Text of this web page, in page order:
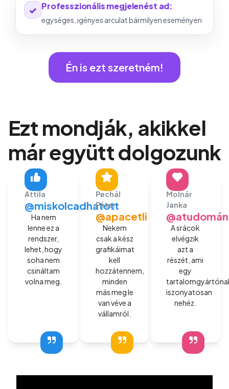
✓ Professzionális megjelenést ad:
egységes, igényes arculat bármilyen eseményen
Én is ezt szeretném!
Ezt mondják, akikkel
már együtt dolgozunk
Attila
@miskolcadhatott
Ha nem
lenne ez a
rendszer,
lehet, hogy
soha nem
csináltam
volna meg.
Pechál
Péter
@apacetli
Nekem
csak a kész
grafikáimat
kell
hozzátennem,
minden
más meg le
van véve a
vállamról.
Molnár
Janka
A srácok
elvégzik
azt a
részét, ami
egy
iszonyatosan
nehéz.